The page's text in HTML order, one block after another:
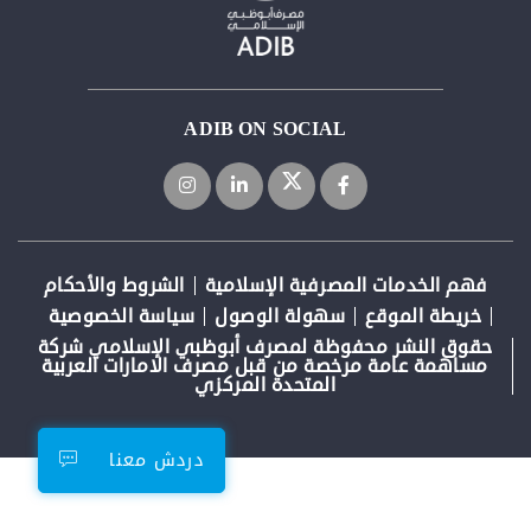
دردش معنا
ADIB ON SOCIAL
فهم الخدمات المصرفية الإسلامية
الشروط والأحكام
خريطة الموقع
سهولة الوصول
سياسة الخصوصية
حقوق النشر محفوظة لمصرف أبوظبي الإسلامي شركة
مساهمة عامة مرخصة من قبل مصرف الامارات العربية
المتحدة المركزي